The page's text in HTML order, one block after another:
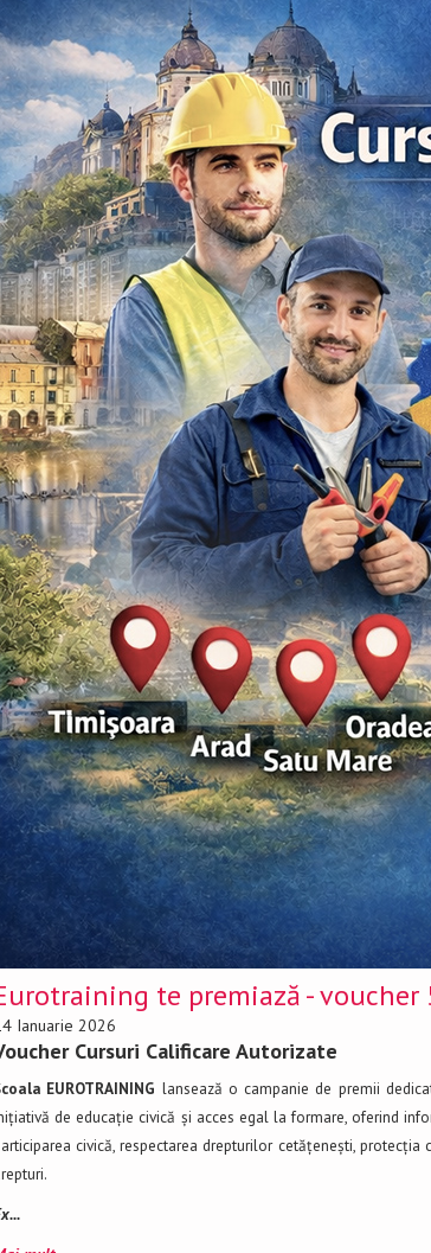
te premiază - voucher
Ianuarie 2026
Cursuri Calificare Autorizate
EUROTRAINING lansează o campanie de premii
de educație civică și acces egal la formare, oferind
civică, respectarea drepturilor cetățenești,